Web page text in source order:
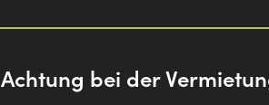
Achtung bei der